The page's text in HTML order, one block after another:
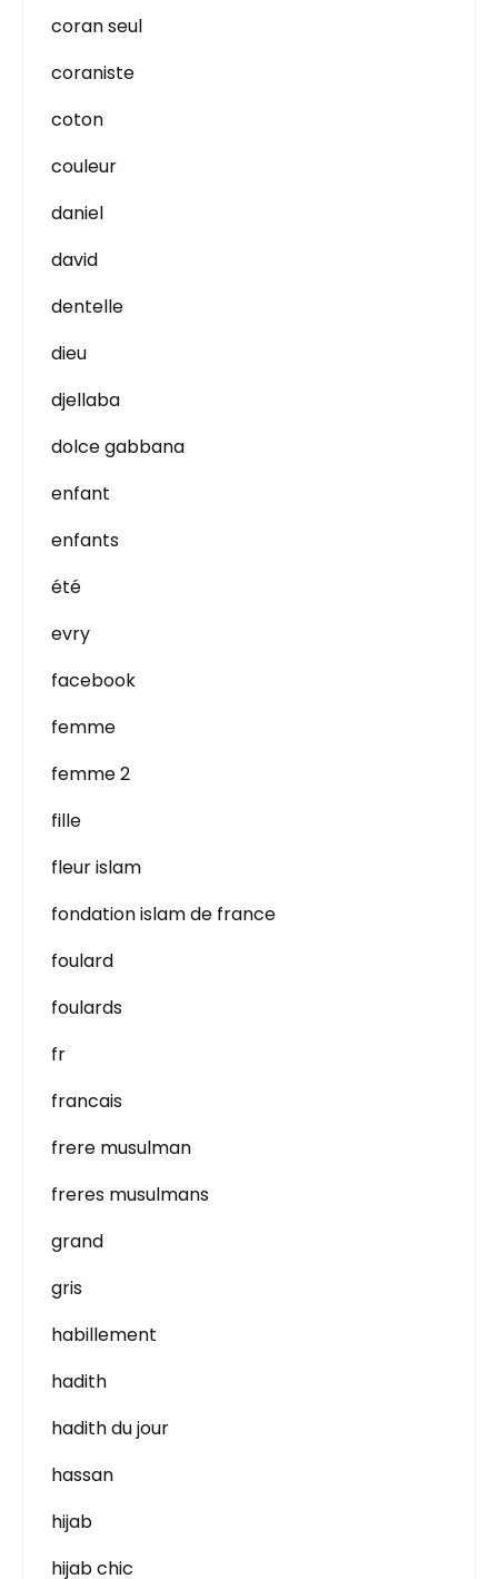
coran seul
coraniste
coton
couleur
daniel
david
dentelle
dieu
djellaba
dolce gabbana
enfant
enfants
été
evry
facebook
femme
femme 2
fille
fleur islam
fondation islam de france
foulard
foulards
fr
francais
frere musulman
freres musulmans
grand
gris
habillement
hadith
hadith du jour
hassan
hijab
hijab chic